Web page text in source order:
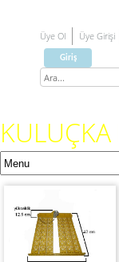
Üye Ol Üye Girişi
KULUÇKA